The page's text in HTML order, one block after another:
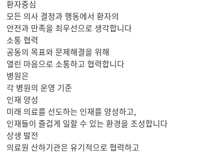
환자중심
모든 의사 결정과 행동에서 환자의
안전과 만족을 최우선으로 생각합니다
소통 협력
공동의 목표와 문제해결을 위해
열린 마음으로 소통하고 협력합니다
병원은
각 병원의 운영 기준
인재 양성
미래 의료를 선도하는 인재를 양성하고,
인재들이 즐겁게 일할 수 있는 환경을 조성합니다
상생 발전
의료원 산하기관은 유기적으로 협력하고